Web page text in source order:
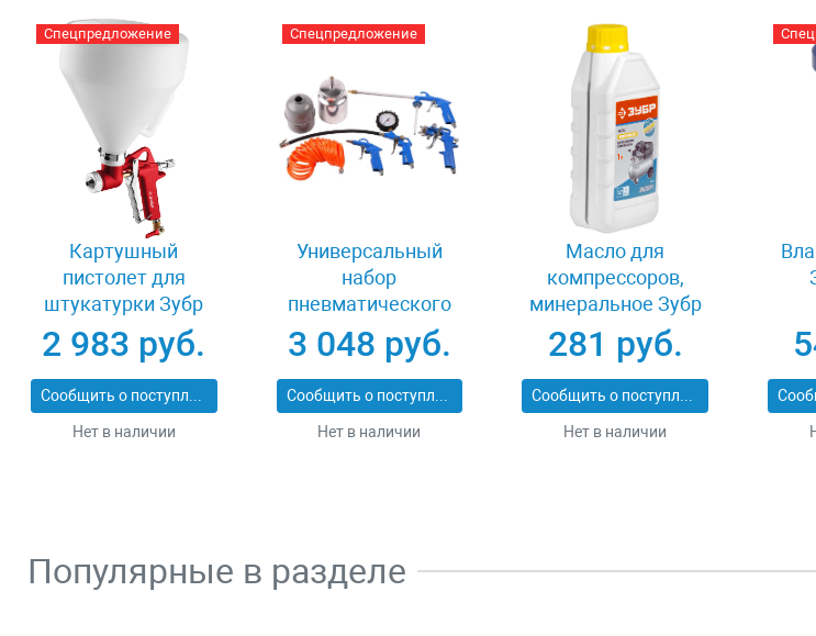
Спецпредложение
Картушный
пистолет для
штукатурки Зубр
МАСТЕР МКП 600
06466
2 983 руб.
Сообщить о поступлении
Нет в наличии
Спецпредложение
Универсальный
набор
пневматического
инструмента 5
предметов Зубр
06458-H5
3 048 руб.
Сообщить о поступлении
Нет в наличии
Масло для
компрессоров,
минеральное Зубр
ПНЕВМО-СТАНДАРТ
ЗМК-ПС
281 руб.
Сообщить о поступлении
Нет в наличии
Популярные в разделе